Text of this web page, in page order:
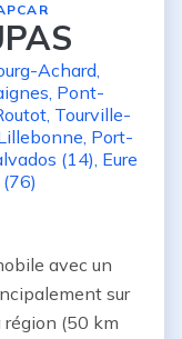
Achard,
, Pont-
, Tourville-
, Port-
(14), Eure
avec un
sur
région (50 km